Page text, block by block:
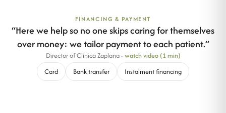
FINANCING & PAYMENT
“Here we help so no one skips caring for themselves
over money: we tailor payment to each patient.”
Director of Clínica Zaplana· watch video (1 min)
Card
Bank transfer Instalment financing